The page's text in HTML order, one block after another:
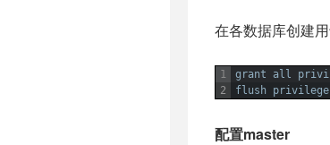
在各数据库创建
1
2
grant all
flush
配置master